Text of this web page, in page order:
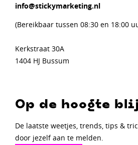
info@stickymarketing.nl
(Bereikbaar tussen 08:30 en 18:00
Kerkstraat 30A
1404 HJ Bussum
Op de hoogte
De laatste weetjes, trends, tips &
door jezelf aan te melden.